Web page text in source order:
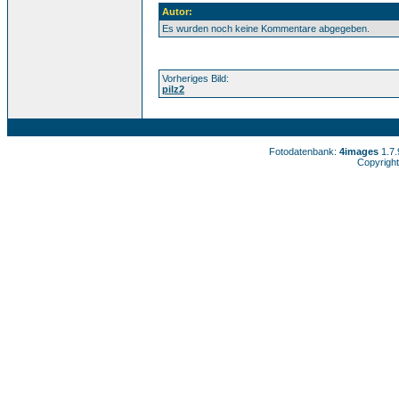
Autor:
Es wurden noch keine Kommentare abgegeben.
Vorheriges Bild:
pilz2
Fotodatenbank: 4images